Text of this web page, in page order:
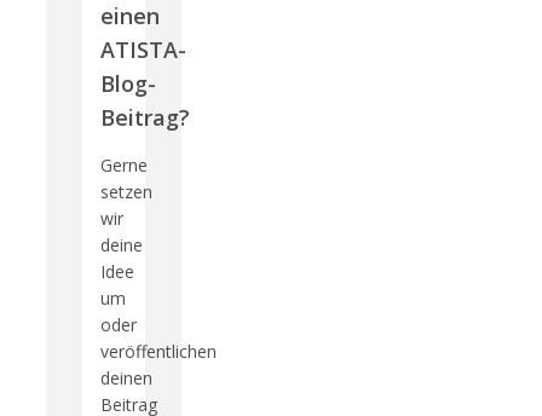
einen
ATISTA-
Blog-
Beitrag?
Gerne
setzen
wir
deine
Idee
um
oder
veröffentlichen
deinen
Beitrag